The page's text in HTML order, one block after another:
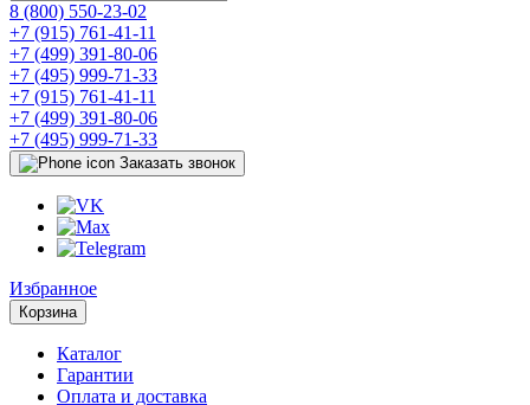
8 (800) 550-23-02
+7 (915) 761-41-11
+7 (499) 391-80-06
+7 (495) 999-71-33
+7 (915) 761-41-11
+7 (499) 391-80-06
+7 (495) 999-71-33
Заказать звонок
Избранное
Корзина
Каталог
Гарантии
Оплата и доставка